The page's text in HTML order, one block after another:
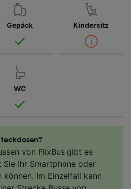
Gepäck Kindersitz
WC
von FlixBus gibt es
Sie Ihr Smartphone oder
können. Im Einzelfall kann